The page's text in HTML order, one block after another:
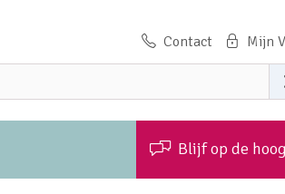
Contact
Blijf op de